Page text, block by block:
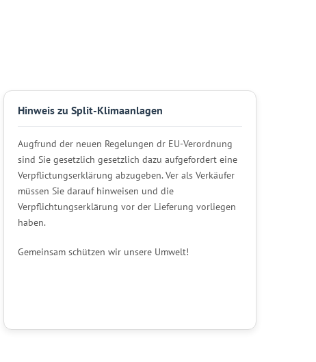
Hinweis zu Split-Klimaanlagen
Augfrund der neuen Regelungen dr EU-Verordnung
sind Sie gesetzlich gesetzlich dazu aufgefordert eine
Verpflictungserklärung abzugeben. Ver als Verkäufer
müssen Sie darauf hinweisen und die
Verpflichtungserklärung vor der Lieferung vorliegen
haben.
Gemeinsam schützen wir unsere Umwelt!